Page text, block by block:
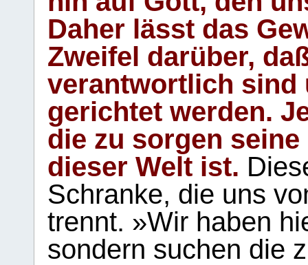
Daher lässt das
Zweifel darüber,
verantwortlich sind
gerichtet werden.
die zu sorgen
dieser Welt ist.
Schranke, die uns
trennt. »Wir haben
sondern suchen die